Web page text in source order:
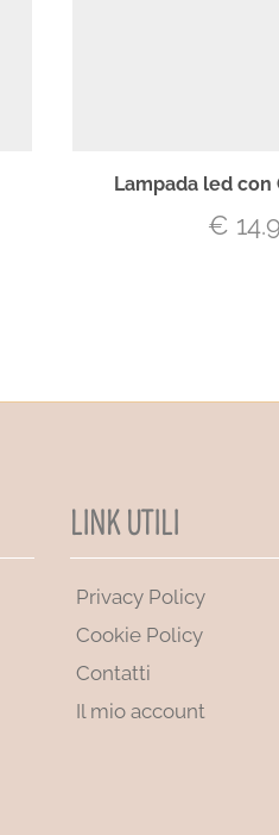
Lampada led con
€
LINK UTILI
Privacy Policy
Cookie Policy
Contatti
Il mio account